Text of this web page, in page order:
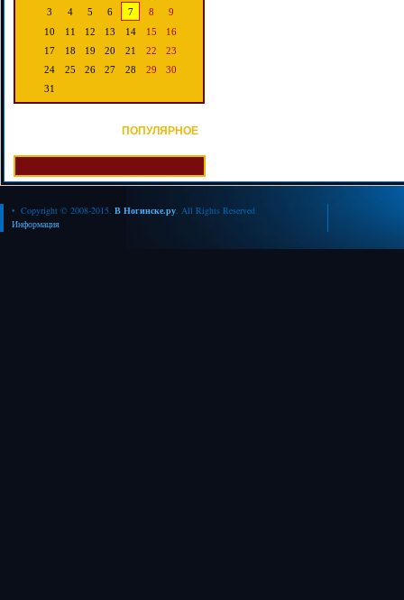
3
4 5 6 7 8
9
10
11 12 13 14 15
16
17
18 19 20 21 22
23
24
25 26 27 28 29
30
31
ПОПУЛЯРНОЕ
• Copyright © 2008-2015. В Ногинске.ру. All Rights Reserved
Информация